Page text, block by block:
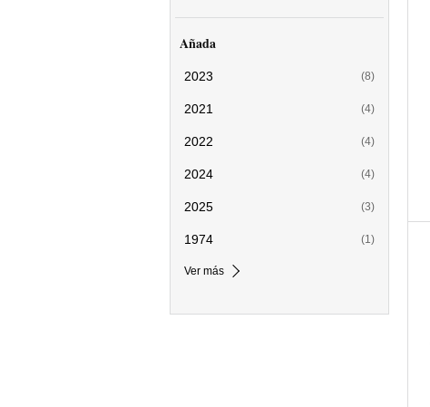
Añada
2023 (8)
2021 (4)
2022 (4)
2024 (4)
2025 (3)
1974 (1)
Ver más